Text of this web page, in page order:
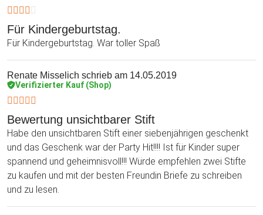
Für Kindergeburtstag.
Für Kindergeburtstag. War toller Spaß
Renate Misselich schrieb am 14.05.2019
Verifizierter Kauf (Shop)
Bewertung unsichtbarer Stift
Habe den unsichtbaren Stift einer siebenjährigen geschenkt
und das Geschenk war der Party Hit!!!! Ist für Kinder super
spannend und geheimnisvoll!!! Würde empfehlen zwei Stifte
zu kaufen und mit der besten Freundin Briefe zu schreiben
und zu lesen.